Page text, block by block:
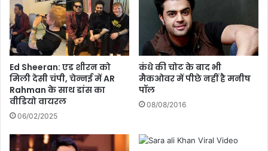
T
h
e
e
n
g
a
F
स्थ्य
जा
ग
रू
क
ता
मा
ह
2
2
Ed Sheeran: एड शीरन को
मिली देसी चंपी, चेन्नई में AR
Rahman के साथ डांस का
वीडियो वायरल
06/02/2025
कंधे की चोट के बाद भी
मैकओवर में पीछे नहीं है मनीष
पॉल
08/08/2016